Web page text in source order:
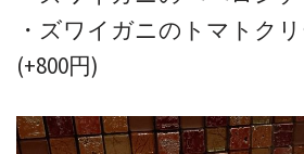
・ズワイガニのトマトク
(+800円)